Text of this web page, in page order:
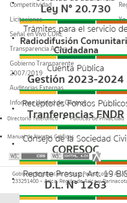
Competitividad
Licitaciones
Señal en Vivo CORE
Transparencia Activa
Gobierno Transparente
2007/2019
Auditorias Externas
Informes Unidad de Control
Directorio Telefónico Políticas de Privacidad
Manual de Normas Gráficas
Gobierno Regional de Arica y Parinacota - Av.
233251400 - Arica, Región de Arica y